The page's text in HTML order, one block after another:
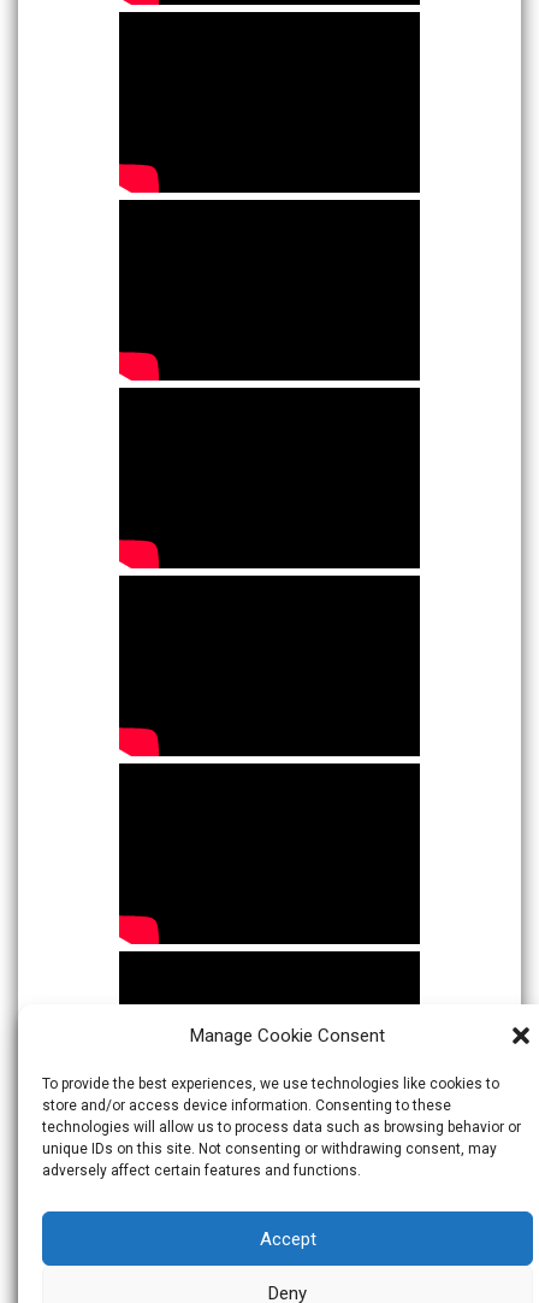
Manage Cookie Consent
To provide the best experiences, we use technologies like cookies to
store and/or access device information. Consenting to these
technologies will allow us to process data such as browsing behavior or
unique IDs on this site. Not consenting or withdrawing consent, may
adversely affect certain features and functions.
Accept
Deny